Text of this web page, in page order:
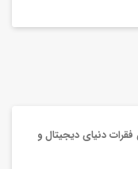
دنیای دیجیتال و